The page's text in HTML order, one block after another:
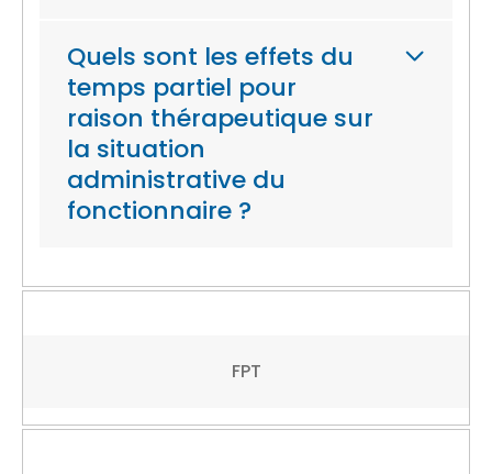
Quels sont les effets du
temps partiel pour
raison thérapeutique sur
la situation
administrative du
fonctionnaire ?
FPT